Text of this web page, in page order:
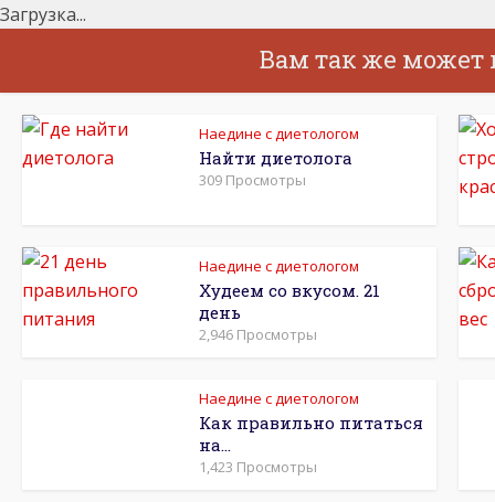
Загрузка...
Вам так же может
Наедине с диетологом
Найти диетолога
309 Просмотры
Наедине с диетологом
Худеем со вкусом. 21
день
2,946 Просмотры
Наедине с диетологом
Как правильно питаться
на...
1,423 Просмотры